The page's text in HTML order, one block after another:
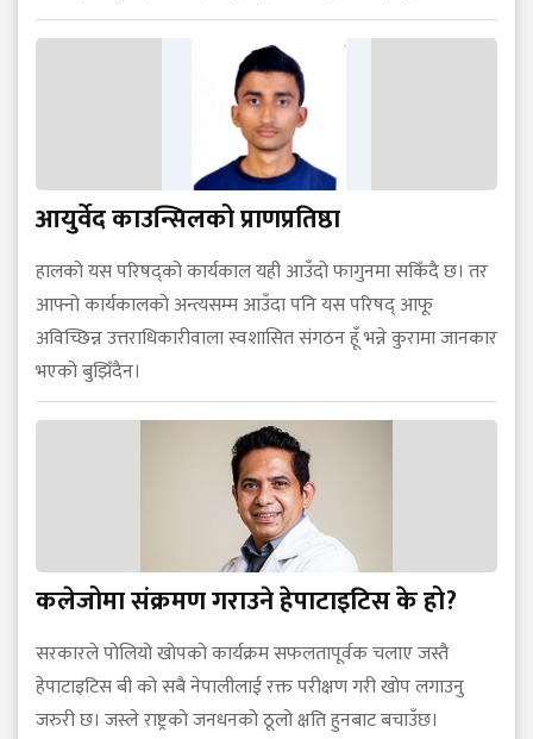
आयुर्वेद काउन्सिलको प्राणप्रतिष्ठा
हालको यस परिषद्को कार्यकाल यही आउँदो फागुनमा सकिँदै छ। तर
आफ्नो कार्यकालको अन्त्यसम्म आउँदा पनि यस परिषद् आफू
अविच्छिन्न उत्तराधिकारीवाला स्वशासित संगठन हूँ भन्ने कुरामा जानकार
भएको बुझिँदैन।
कलेजोमा संक्रमण गराउने हेपाटाइटिस के हो?
सरकारले पोलियो खोपको कार्यक्रम सफलतापूर्वक चलाए जस्तै
हेपाटाइटिस बी को सबै नेपालीलाई रक्त परीक्षण गरी खोप लगाउनु
जरुरी छ। जस्ले राष्ट्रको जनधनको ठूलो क्षति हुनबाट बचाउँछ।